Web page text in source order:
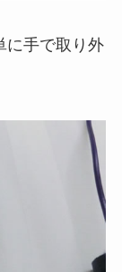
に手で取り外